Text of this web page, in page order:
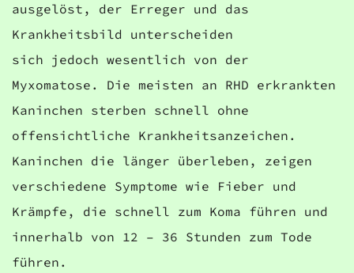
ausgelöst, der Erreger und das
Krankheitsbild unterscheiden
sich jedoch wesentlich von der
Myxomatose. Die meisten an RHD erkrankten
Kaninchen sterben schnell ohne
offensichtliche Krankheitsanzeichen.
Kaninchen die länger überleben, zeigen
verschiedene Symptome wie Fieber und
Krämpfe, die schnell zum Koma führen und
innerhalb von 12 – 36 Stunden zum Tode
führen.